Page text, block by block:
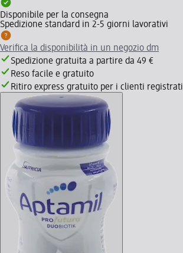
Disponibile per la consegna
Spedizione standard in 2-5 giorni lavorativi
Verifica la disponibilità in un negozio dm
Spedizione gratuita a partire da 49 €
Reso facile e gratuito
Ritiro express gratuito per i clienti registrati